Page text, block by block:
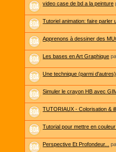
video case de bd a la peinture
Tutoriel animation: faire parler
Apprenons à dessiner des
Les bases en Art Graphique
Une technique (parmi
Simuler le crayon HB avec
TUTORIAUX - Colorisation &
Tutorial pour mettre en
Perspective Et Profondeur...